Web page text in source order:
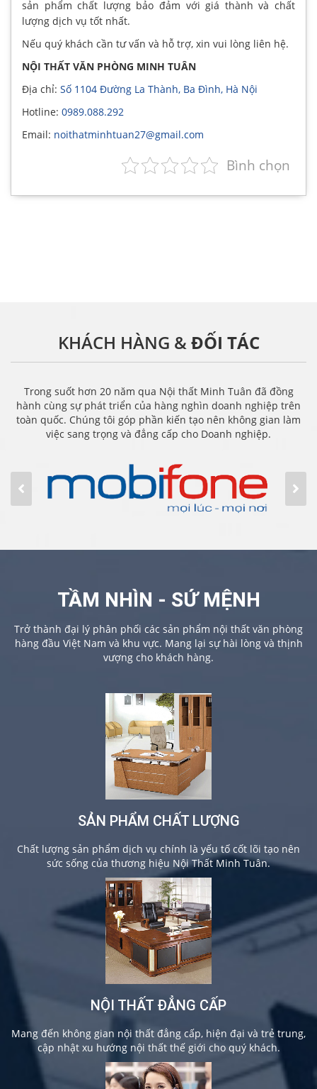
sản phẩm chất lượng bảo đảm với giá thành và chất
lượng dịch vụ tốt nhất.
Nếu quý khách cần tư vấn và hỗ trợ, xin vui lòng liên hệ.
NỘI THẤT VĂN PHÒNG MINH TUÂN
Địa chỉ: Số 1104 Đường La Thành, Ba Đình, Hà Nội
Hotline: 0989.088.292
Email: noithatminhtuan27@gmail.com
Bình chọn
KHÁCH HÀNG &ĐỐI TÁC
Trong suốt hơn 20 năm qua Nội thất Minh Tuân đã đồng
hành cùng sự phát triển của hàng nghìn doanh nghiệp trên
toàn quốc. Chúng tôi góp phần kiến tạo nên không gian làm
việc sang trọng và đẳng cấp cho Doanh nghiệp.
TẦM NHÌN - SỨ MỆNH
Trở thành đại lý phân phối các sản phẩm nội thất văn phòng
hàng đầu Việt Nam và khu vực. Mang lại sự hài lòng và thịnh
vượng cho khách hàng.
SẢN PHẨM CHẤT LƯỢNG
Chất lượng sản phẩm dịch vụ chính là yếu tố cốt lõi tạo nên
sức sống của thương hiệu Nội Thất Minh Tuân.
NỘI THẤT ĐẲNG CẤP
Mang đến không gian nội thất đẳng cấp, hiện đại và trẻ trung,
cập nhật xu hướng nội thất thế giới cho quý khách.